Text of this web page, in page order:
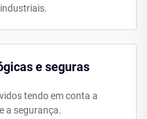
e seguras
tendo em conta a
a segurança.